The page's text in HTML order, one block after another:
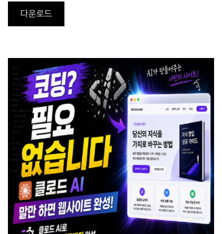
다운로드